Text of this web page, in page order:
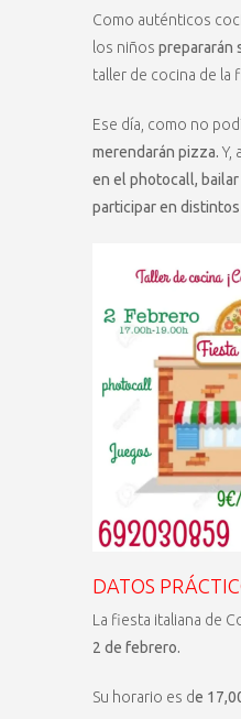
Como auténticos
los niños prepararán
taller de cocina de la
Ese día, como no
merendarán pizza. Y,
en el photocall,
participar en
DATOS
La fiesta italiana de
2 de febrero.
Su horario es de